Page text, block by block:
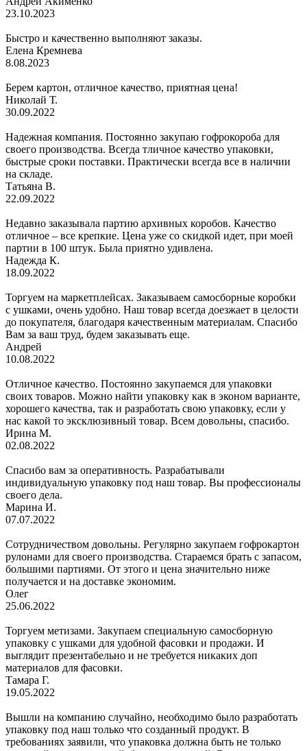
23.10.2023
Быстро и качественно выполняют заказы.
Елена Кремнева
8.08.2023
Берем картон, отличное качество, приятная цена!
Николай Т.
30.09.2022
Надежная компания. Постоянно закупаю гофрокороба для
своего производства. Всегда тличное качество упаковки,
быстрые сроки поставки. Практически всегда все в наличии
на складе.
Татьяна В.
22.09.2022
Недавно заказывала партию архивных коробов. Качество
отличное – все крепкие. Цена уже со скидкой идет, при моей
партии в 100 штук. Была приятно удивлена.
Надежда К.
18.09.2022
Торгуем на маркетплейсах. Заказываем самосборные коробки
с ушками, очень удобно. Наш товар всегда доезжает в целости
до покупателя, благодаря качественным материалам. Спасибо
Вам за ваш труд, будем заказывать еще.
Андрей
10.08.2022
Отличное качество. Постоянно закупаемся для упаковки
своих товаров. Можно найти упаковку как в эконом варианте,
хорошего качества, так и разработать свою упаковку, если у
нас какой то эксклюзивный товар. Всем довольны, спасибо.
Ирина М.
02.08.2022
Спасибо вам за оперативность. Разрабатывали
индивидуальную упаковку под наш товар. Вы профессионалы
своего дела.
Марина И.
07.07.2022
Сотрудничеством довольны. Регулярно закупаем гофрокартон
рулонами для своего производства. Стараемся брать с запасом,
большими партиями. От этого и цена значительно ниже
получается и на доставке экономим.
Олег
25.06.2022
Торгуем метизами. Закупаем специальную самосборную
упаковку с ушками для удобной фасовки и продажи. И
выглядит презентабельно и не требуется никаких доп
материалов для фасовки.
Тамара Г.
19.05.2022
Вышли на компанию случайно, необходимо было разработать
упаковку под наш только что созданный продукт. В
требованиях заявили, что упаковка должна быть не только